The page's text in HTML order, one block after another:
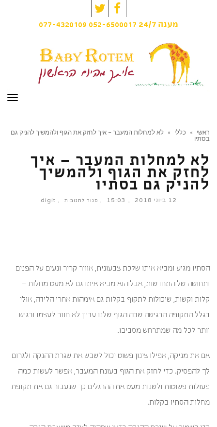
Facebook
Twitter
מענה 077-4320109 052-6500017 24/7
ראשי » כללי » לא למחלות המעבר – איך לחזק את הגוף ולהמשיך להניק גם
בסתיו
לא למחלות המעבר – איך
לחזק את הגוף ולהמשיך
להניק גם בסתיו
12 ביוני 2018 15:03 סגור לתגובות לא
digit
הסתיו מגיע ומביא איתו שלכת צבעונית, אוויר קריר ונעים על הפנים
ותחושה של התחדשות, אבל הוא מביא איתו גם לא מעט מחלות –
קלות וקשות, שיכולות לתקוף בקלות גם אימהות אחרי הלידה, אולי
בגלל התקופה הרגישה שבה הגוף שלנו עדיין לא חוזר לעצמו ורגיש
יותר לכל מה שמתרחש מסביבו.
אם את מניקה, אפילו צינון פשוט יכול לשבש את שגרת ההנקה ולגרום
לך להפסיק. כדי לחזק את הגוף בעונת המעבר, אפשר לעשות כמה
פעולות פשוטות ולשנות מעט את ההרגלים כך שנעבור גם את תקופת
מחלות הסתיו בקלות.